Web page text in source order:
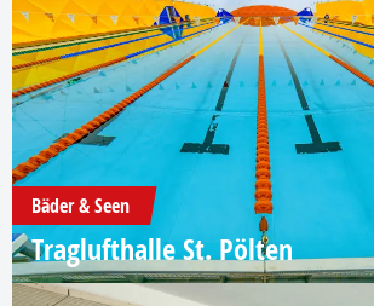
Bäder & Seen
Traglufthalle St. Pölten